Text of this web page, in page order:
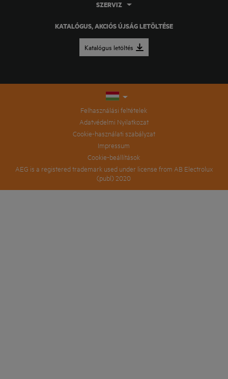
KATALÓGUS, AKCIÓS ÚJSÁG LETÖLTÉSE
Katalógus letöltés
SZERVIZ
Felhasználási feltételek
Adatvédelmi Nyilatkozat
Cookie-használati szabályzat
Impressum
Cookie-beállítások
AEG is a registered trademark used under license from AB Electrolux
(publ) 2020